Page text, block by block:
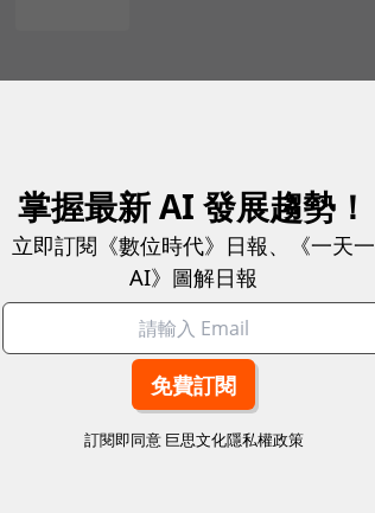
與大量 AI Agent 協同工
AI Agent。
十、甚至數百隻 Agent
業的權限規範與治理機
技創辦人暨執行長陳子
掌握最新 AI 發展趨勢！
立即訂閱《數位時代》日報、《一天一
AI》圖解日報
訂閱即同意 巨思文化隱私權政策